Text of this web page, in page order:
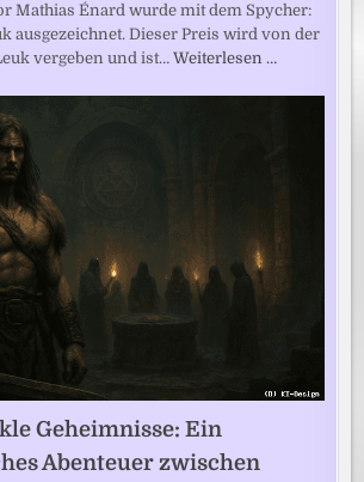
Mathias Énard wurde mit dem Spycher:
ausgezeichnet. Dieser Preis wird von der
vergeben und ist…Weiterlesen …
Geheimnisse: Ein
Abenteuer zwischen